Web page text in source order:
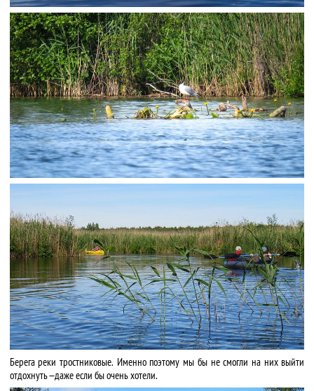
Берега реки тростниковые. Именно поэтому мы бы не смогли на них выйти
отдохнуть — даже если бы очень хотели.